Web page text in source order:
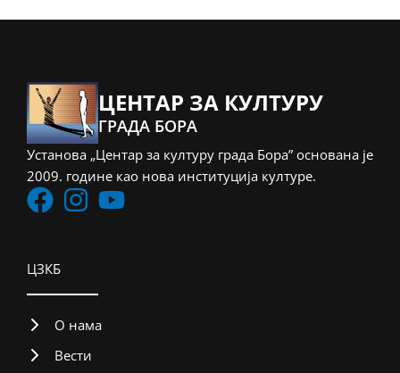
ЦЕНТАР ЗА КУЛТУРУ
ГРАДА БОРА
Установа „Центар за културу града Бора” основана је
2009. године као нова институција културе.
ЦЗКБ
О нама
Вести